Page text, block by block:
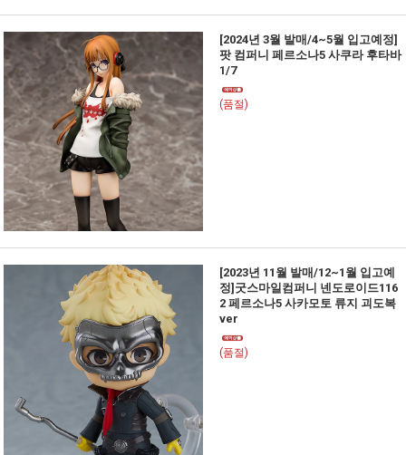
[2024년 3월 발매/4~5월 입고예정]
팟 컴퍼니 페르소나5 사쿠라 후타바
1/7
(품절)
[2023년 11월 발매/12~1월 입고예
정]굿스마일컴퍼니 넨도로이드116
2 페르소나5 사카모토 류지 괴도복
ver
(품절)